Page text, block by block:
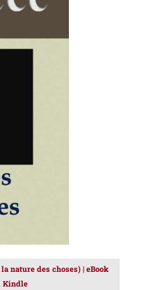
nature des choses) | eBook
Kindle